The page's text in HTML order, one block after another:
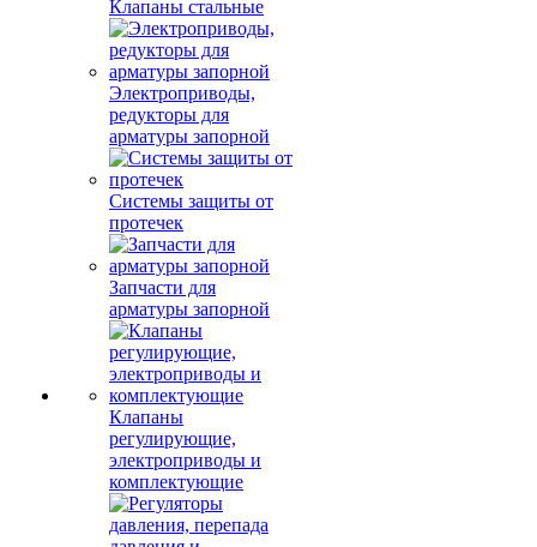
Клапаны стальные
Электроприводы,
редукторы для
арматуры запорной
Системы защиты от
протечек
Запчасти для
арматуры запорной
Клапаны
регулирующие,
электроприводы и
комплектующие